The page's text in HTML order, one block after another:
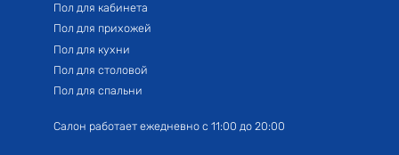
Пол для кабинета
Пол для прихожей
Пол для кухни
Пол для столовой
Пол для спальни
Салон работает ежедневно с 11:00 до 20:00